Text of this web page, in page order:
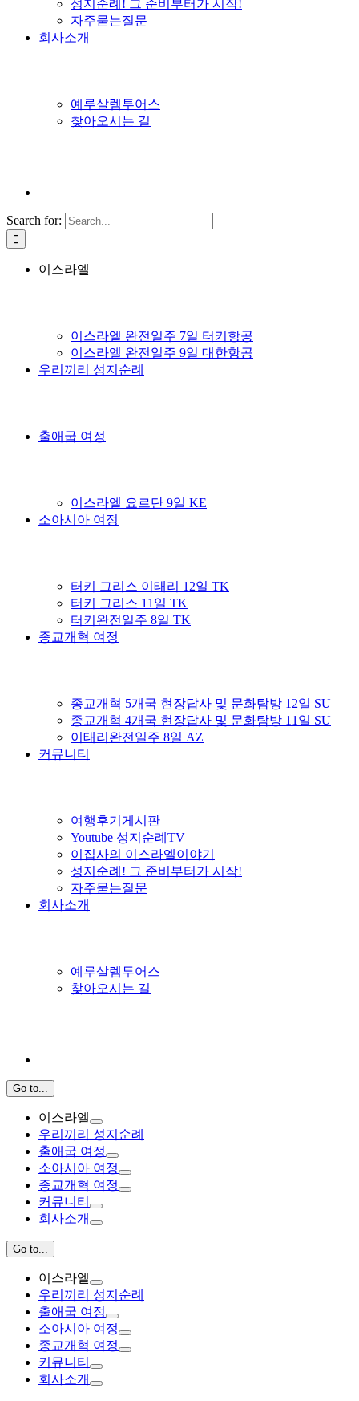
성지순례! 그 준비부터가 시작!
자주묻는질문
회사소개
예루살렘투어스
찾아오시는 길
Search for:
이스라엘
이스라엘 완전일주 7일 터키항공
이스라엘 완전일주 9일 대한항공
우리끼리 성지순례
출애굽 여정
이스라엘 요르단 9일 KE
소아시아 여정
터키 그리스 이태리 12일 TK
터키 그리스 11일 TK
터키완전일주 8일 TK
종교개혁 여정
종교개혁 5개국 현장답사 및 문화탐방 12일 SU
종교개혁 4개국 현장답사 및 문화탐방 11일 SU
이태리완전일주 8일 AZ
커뮤니티
여행후기게시판
Youtube 성지순례TV
이집사의 이스라엘이야기
성지순례! 그 준비부터가 시작!
자주묻는질문
회사소개
예루살렘투어스
찾아오시는 길
Go to...
이스라엘
우리끼리 성지순례
출애굽 여정
소아시아 여정
종교개혁 여정
커뮤니티
회사소개
Go to...
이스라엘
우리끼리 성지순례
출애굽 여정
소아시아 여정
종교개혁 여정
커뮤니티
회사소개